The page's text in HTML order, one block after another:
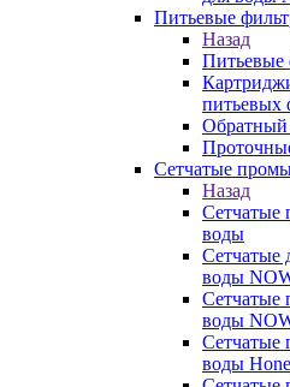
Питьевые
Назад
Питьевые
питьевых
Обратный
Сетчатые
Назад
Сетчатые
воды
Сетчатые
воды
Сетчатые
воды
Сетчатые
воды